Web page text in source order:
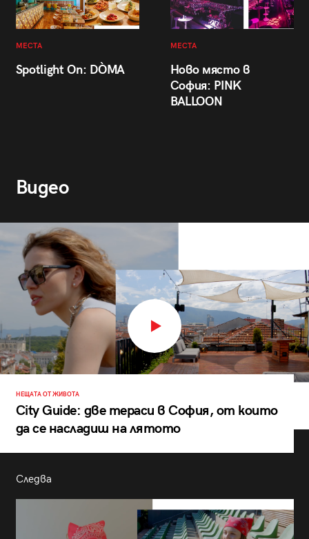
МЕСТА
Spotlight On: DÒMA
МЕСТА
Ново място в
София: PINK
BALLOON
Видео
НЕЩАТА ОТ ЖИВОТА
City Guide: две тераси в София, от които
да се насладиш на лятото
Следва